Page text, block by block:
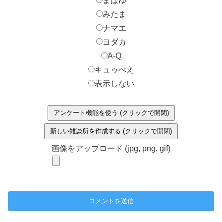
みたま
ナマエ
ヨダカ
A-Q
キュゥべえ
表示しない
アンケート機能を使う (クリックで開閉)
新しい雑談所を作成する (クリックで開閉)
画像をアップロード (jpg, png, gif)